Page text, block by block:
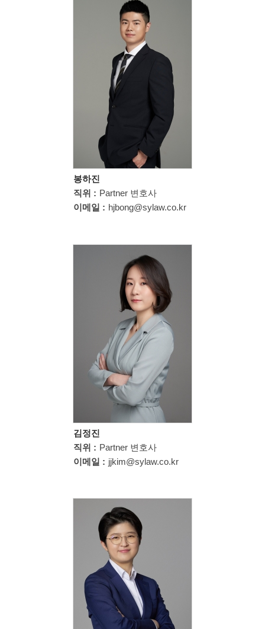
봉하진
직위 : Partner 변호사
이메일 : hjbong@sylaw.co.kr
김정진
직위 : Partner 변호사
이메일 : jjkim@sylaw.co.kr